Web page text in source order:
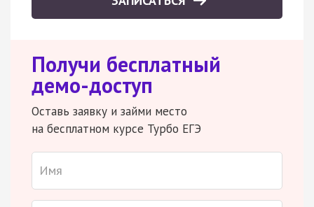
Получи бесплатный
демо-доступ
Оставь заявку и займи место
на бесплатном курсе Турбо ЕГЭ